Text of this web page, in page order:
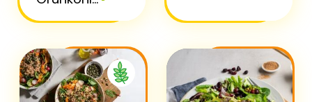
Hähnchen
Florette
Feurig